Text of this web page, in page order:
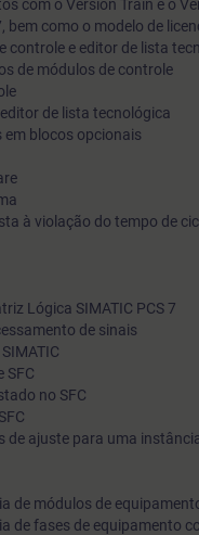
prática o
com o Version Train e o
como o modelo de
controle e editor de lista
de módulos de controle
de lista tecnológica
blocos opcionais
à violação do tempo de
Lógica SIMATIC PCS 7
de sinais
SFC
no SFC
ajuste para uma
de módulos de
de fases de equipamento